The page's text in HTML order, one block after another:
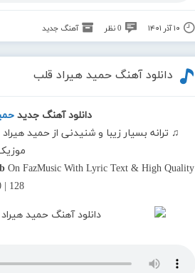
۱۰ آذر ۱۴۰۱ 0 نظر آهنگ جدید
دانلود آهنگ حمید هیراد قلب
دانلود آهنگ جدید
♫ ترانه بسیار زیبا و شنیدنی از حمید
On FazMusic With Lyric Text & High Quality
| 128